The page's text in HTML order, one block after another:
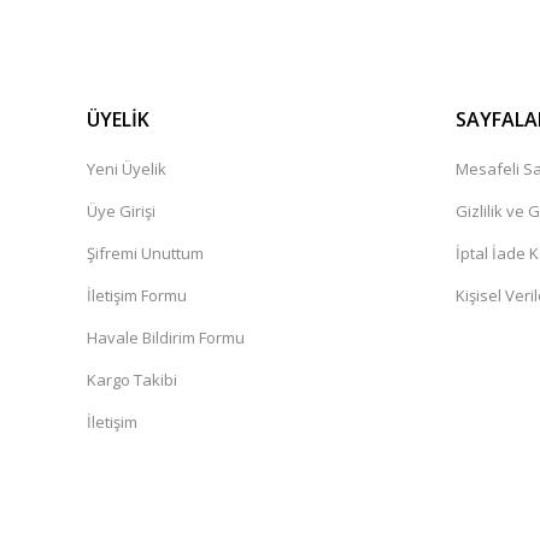
ÜYELİK
Yeni Üyelik
Üye Girişi
Şifremi Unuttum
İletişim Formu
Havale Bildirim Formu
Kargo Takibi
İletişim
Mesafeli
Gizlilik ve
İptal İade
Kişisel